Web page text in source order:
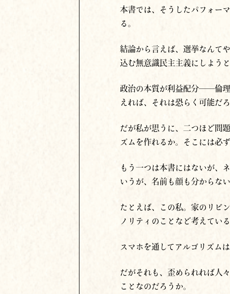
本書では、そうしたパフォー
る。
結論から言えば、選挙なんて
込む無意識民主主義にしよう
政治の本質が利益配分──倫
えれば、それは恐らく可能だろ
だが私が思うに、二つほど問
ズムを作れるか。そこには必
もう一つは本書にはないが、
いうが、名前も顔も分からな
たとえば、この私。家のリビ
ノリティのことなど考えてい
スマホを通してアルゴリズム
だがそれも、歪められれば人
ことなのだろうか。